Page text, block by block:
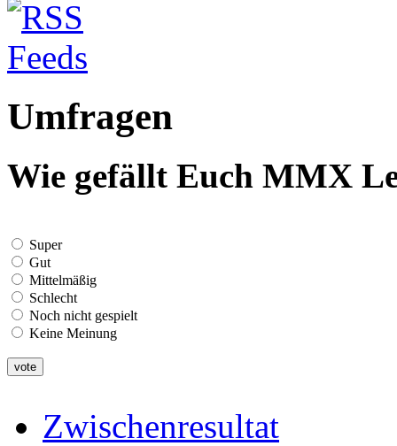
Umfragen
Wie gefällt Euch MMX
Super
Gut
Mittelmäßig
Schlecht
Noch nicht gespielt
Keine Meinung
Zwischenresultat